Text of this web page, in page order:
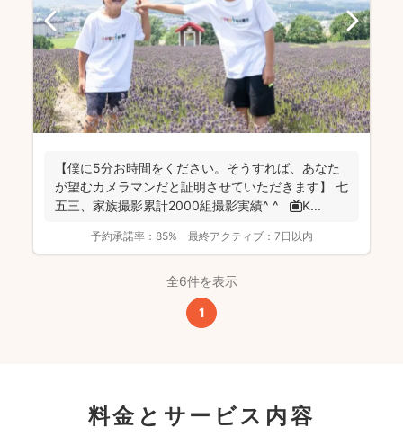
【僕に5分お時間をください。そうすれば、あなた
が望むカメラマンだと証明させていただきます】 七
五三、家族撮影累計2000組撮影実績^ ^ 📺K...
予約承諾率： 85% 最終アクティブ： 7日以内
全6件を表示
1
料金とサービス内容